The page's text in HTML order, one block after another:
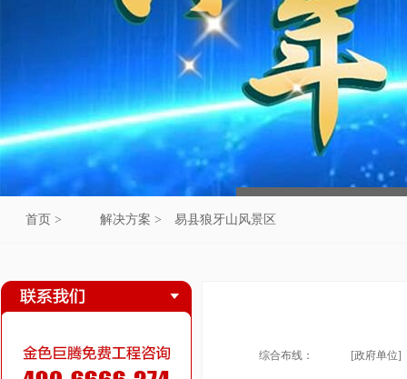
首页 > 解决方案 > 易县狼牙山风景区
综合布线： [政府单位]